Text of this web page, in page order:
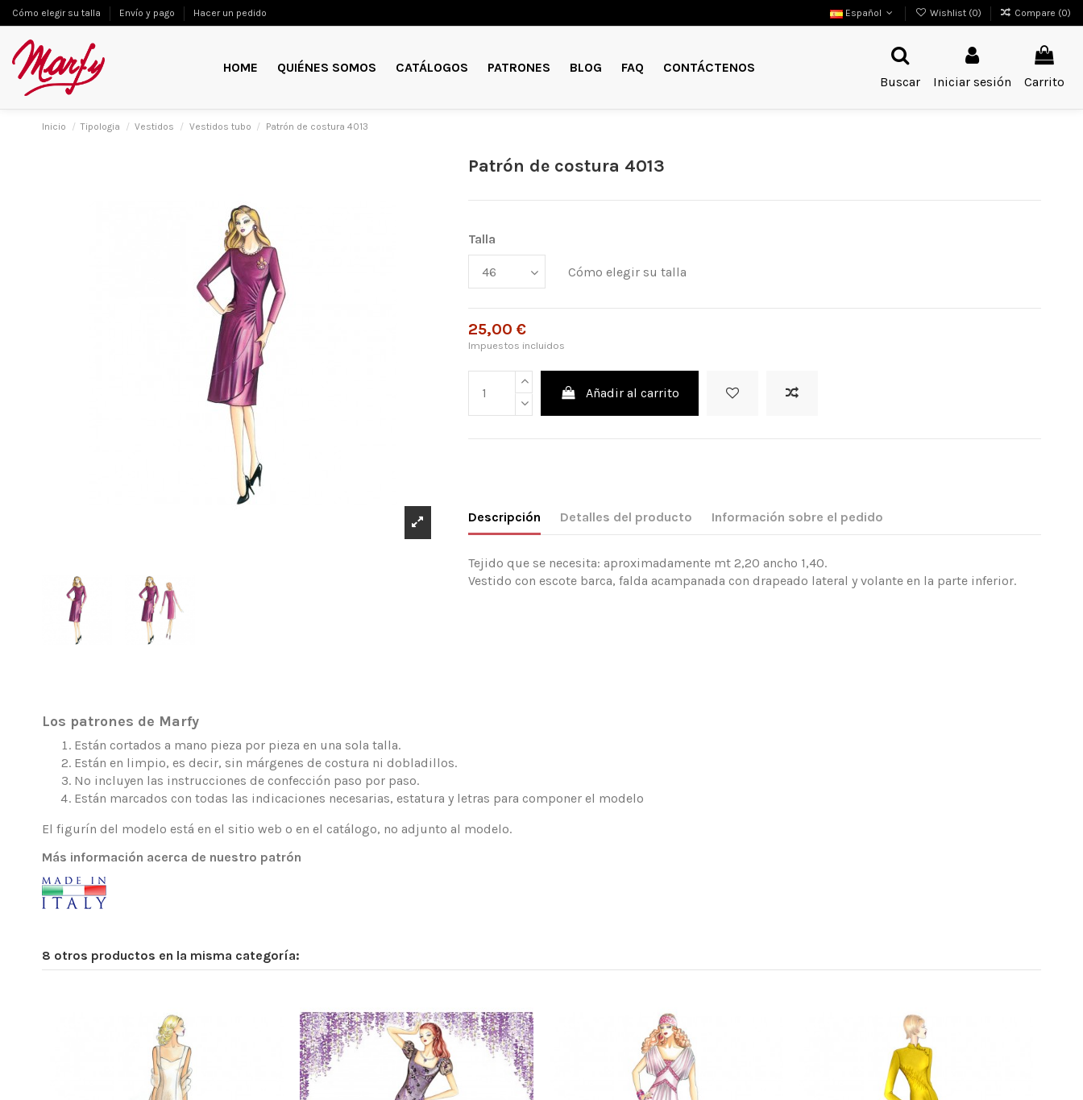
Cómo elegir su talla Envío y pago Hacer un pedido Español Wishlist (0) Compare (0)
HOME QUIÉNES SOMOS CATÁLOGOS PATRONES BLOG FAQ
CONTÁCTENOS
Buscar
Iniciar sesión Carrito
Inicio Tipologia Vestidos Vestidos tubo Patrón de costura 4013
Patrón de costura 4013
Talla
Cómo elegir su talla
25,00 €
Impuestos incluidos
Añadir al carrito
Descripción Detalles del producto Información sobre el pedido
Tejido que se necesita: aproximadamente mt 2,20 ancho 1,40.
Vestido con escote barca, falda acampanada con drapeado lateral y volante en la parte inferior.
Los patrones de Marfy
Están cortados a mano pieza por pieza en una sola talla.
Están en limpio, es decir, sin márgenes de costura ni dobladillos.
No incluyen las instrucciones de confección paso por paso.
Están marcados con todas las indicaciones necesarias, estatura y letras para componer el modelo
El figurín del modelo está en el sitio web o en el catálogo, no adjunto al modelo.
Más información acerca de nuestro patrón
8 otros productos en la misma categoría: